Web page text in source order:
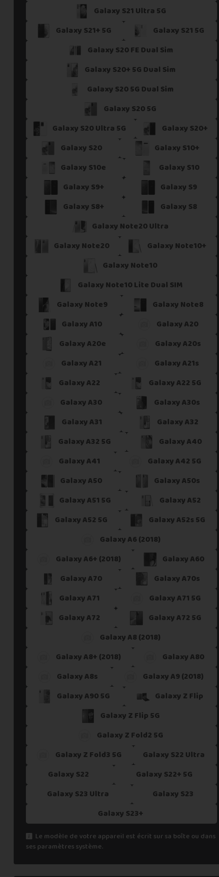
Si vous ne trouvez pas une offre correspondant aux
Vous pouvez éventuellement nous contacter.
Galaxy S21 Ultra 5G
Galaxy S21+ 5G
Galaxy S21 5G
Galaxy S20 FE Dual Sim
Galaxy S20+ 5G Dual Sim
Galaxy S20 5G Dual Sim
Galaxy S20 5G
Galaxy S20 Ultra 5G
Galaxy S20+
Galaxy S20
Galaxy S10+
Galaxy S10e
Galaxy S10
Galaxy S9+
Galaxy S9
Galaxy S8+
Galaxy S8
Galaxy Note20 Ultra
Galaxy Note20
Galaxy Note10+
Galaxy Note10
Galaxy Note10 Lite Dual SIM
Galaxy Note9
Galaxy Note8
Galaxy A10
Galaxy A20
Galaxy A20e
Galaxy A20s
Galaxy A21
Galaxy A21s
Galaxy A22
Galaxy A22 5G
Galaxy A30
Galaxy A30s
Galaxy A31
Galaxy A32
Galaxy A32 5G
Galaxy A40
Galaxy A41
Galaxy A42 5G
Galaxy A50
Galaxy A50s
Galaxy A51 5G
Galaxy A52
Galaxy A52 5G
Galaxy A52s 5G
Galaxy A6 (2018)
Galaxy A6+ (2018)
Galaxy A60
Galaxy A70
Galaxy A70s
Galaxy A71
Galaxy A71 5G
Galaxy A72
Galaxy A72 5G
Galaxy A8 (2018)
Galaxy A8+ (2018)
Galaxy A80
Galaxy A8s
Galaxy A9 (2018)
Galaxy A90 5G
Galaxy Z Flip
Galaxy Z Flip 5G
Galaxy Z Fold2 5G
Galaxy Z Fold3 5G
Galaxy S22 Ultra
Galaxy S22
Galaxy S22+ 5G
Galaxy S23 Ultra
Galaxy S23
Galaxy S23+
Le modèle de votre appareil est écrit sur sa boîte ou dans
ses paramètres système.